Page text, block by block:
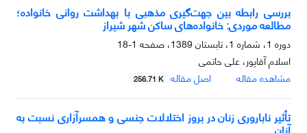
بررسی رابطه بین جهت‌گیری مذهبی با بهداشت روانی خانواده؛
مطالعه موردی: خانواده‌های ساکن شهر شیراز
دوره 1، شماره 1، تابستان 1389، صفحه
1-18
اسلام آقاپور، علی حاتمی
مشاهده مقاله
اصل مقاله 256.71 K
تأثیر ناباروری زنان در بروز اختلالات جنسی و همسرآزاری نسبت به
آنان